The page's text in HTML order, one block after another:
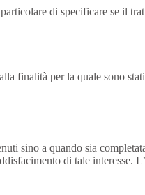
di specificare se il
finalità per la quale sono
sino a quando sia
di tale interesse.